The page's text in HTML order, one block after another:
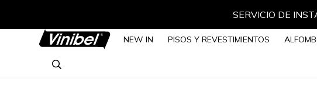
SERVICIO DE
NEW IN PISOS Y REVESTIMIENTOS